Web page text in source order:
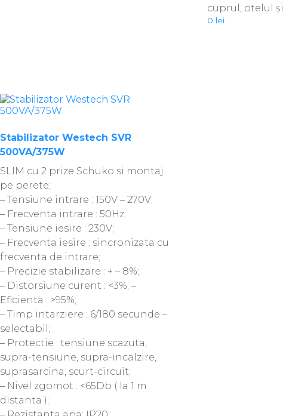
cuprul, otelul
0 lei
Stabilizator Westech SVR
500VA/375W
SLIM cu 2 prize Schuko si montaj
pe perete;
– Tensiune intrare : 150V – 270V;
– Frecventa intrare : 50Hz;
– Tensiune iesire : 230V;
– Frecventa iesire : sincronizata cu
frecventa de intrare;
– Precizie stabilizare : + – 8%;
– Distorsiune curent : <3%; –
Eficienta : >95%;
– Timp intarziere : 6/180 secunde –
selectabil;
– Protectie : tensiune scazuta,
supra-tensiune, supra-incalzire,
suprasarcina, scurt-circuit;
– Nivel zgomot : <65Db ( la 1 m
distanta );